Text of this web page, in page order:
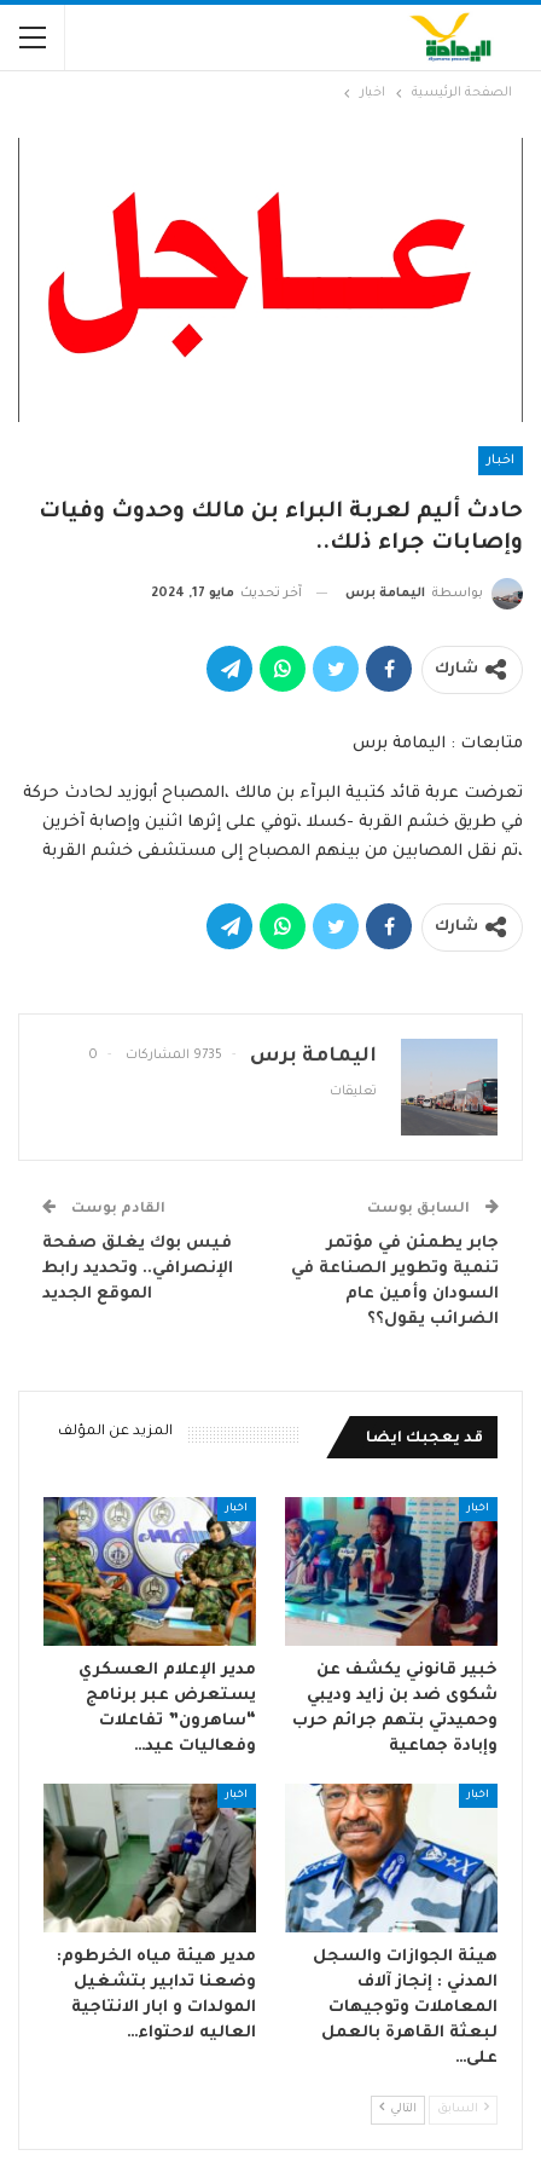
الصفحة الرئيسية اخبار
اخبار
حادث أليم لعربة البراء بن مالك وحدوث وفيات
وإصابات جراء ذلك..
بواسطة اليمامة برس آخر تحديث مايو 17, 2024
شارك
متابعات : اليمامة برس
تعرضت عربة قائد كتبية البرآء بن مالك ،المصباح أبوزيد لحادث حركة
في طريق خشم القربة -كسلا ،توفي على إثرها اثنين وإصابة آخرين
،تم نقل المصابين من بينهم المصباح إلى مستشفى خشم القربة
شارك
اليمامة برس 9735 المشاركات 0
تعليقات
السابق بوست
جابر يطمئن في مؤتمر
تنمية وتطوير الصناعة في
السودان وأمين عام
الضرائب يقول؟؟
القادم بوست
فيس بوك يغلق صفحة
الإنصرافي.. وتحديد رابط
الموقع الجديد
قد يعجبك ايضا المزيد عن المؤلف
اخبار
خبير قانوني يكشف عن
شكوى ضد بن زايد وديبي
وحميدتي بتهم جرائم حرب
وإبادة جماعية
اخبار
مدير الإعلام العسكري
يستعرض عبر برنامج
“ساهرون” تفاعلات
وفعاليات عيد…
اخبار
هيئة الجوازات والسجل
المدني : إنجاز آلاف
المعاملات وتوجيهات
لبعثة القاهرة بالعمل
على…
اخبار
مدير هيئة مياه الخرطوم:
وضعنا تدابير بتشغيل
المولدات و ابار الانتاجية
العاليه لاحتواء…
السابق التالي